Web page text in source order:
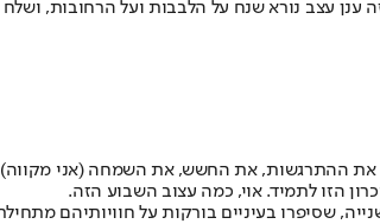
ענן עצב נורא שנח על הלבבות ועל הרחובות,
את ההתרגשות, את החשש, את השמחה (אני
הזו לתמיד. אוי, כמה עצוב השבוע הזה.
שסיפרו בעיניים בורקות על חוויותיהם